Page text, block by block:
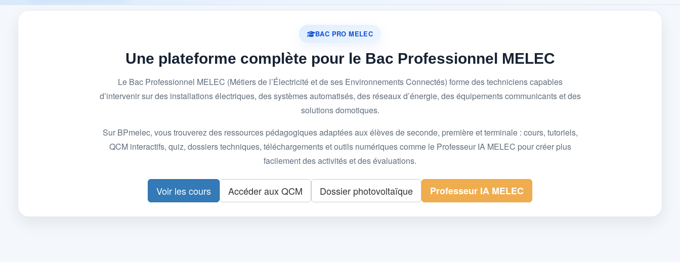
BAC PRO MELEC
Une plateforme complète pour le Bac Professionnel MELEC
Le Bac Professionnel MELEC (Métiers de l’Électricité et de ses Environnements Connectés) forme des techniciens capables
d’intervenir sur des installations électriques, des systèmes automatisés, des réseaux d’énergie, des équipements communicants et des
solutions domotiques.
Sur BPmelec, vous trouverez des ressources pédagogiques adaptées aux élèves de seconde, première et terminale : cours, tutoriels,
QCM interactifs, quiz, dossiers techniques, téléchargements et outils numériques comme le Professeur IA MELEC pour créer plus
facilement des activités et des évaluations.
Voir les cours Accéder aux QCM Dossier photovoltaïque Professeur IA MELEC